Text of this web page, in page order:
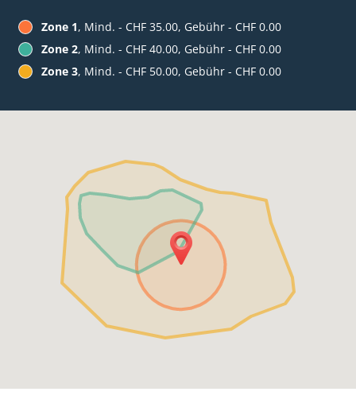
Zone 1, Mind. - CHF 35.00, Gebühr - CHF 0.00
Zone 2, Mind. - CHF 40.00, Gebühr - CHF 0.00
Zone 3, Mind. - CHF 50.00, Gebühr - CHF 0.00